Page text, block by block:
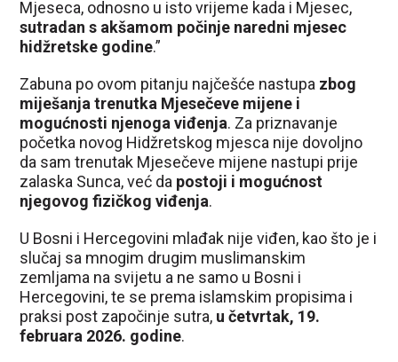
Mjeseca, odnosno u isto vrijeme kada i Mjesec,
sutradan s akšamom počinje naredni mjesec
hidžretske godine.”
Zabuna po ovom pitanju najčešće nastupa zbog
miješanja trenutka Mjesečeve mijene i
mogućnosti njenoga viđenja. Za priznavanje
početka novog Hidžretskog mjesca nije dovoljno
da sam trenutak Mjesečeve mijene nastupi prije
zalaska Sunca, već da postoji i mogućnost
njegovog fizičkog viđenja.
U Bosni i Hercegovini mlađak nije viđen, kao što je i
slučaj sa mnogim drugim muslimanskim
zemljama na svijetu a ne samo u Bosni i
Hercegovini, te se prema islamskim propisima i
praksi post započinje sutra, u četvrtak, 19.
februara 2026. godine.